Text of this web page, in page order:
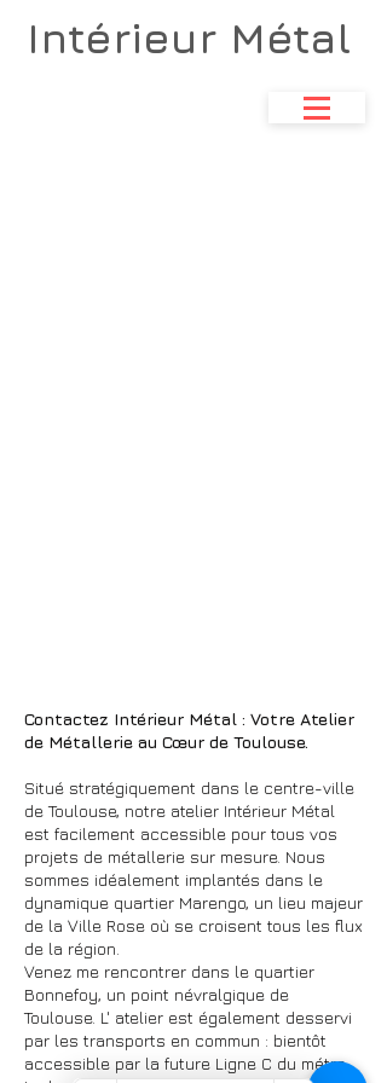
Intérieur Métal
Contactez Intérieur Métal : Votre Atelier
de Métallerie au Cœur de Toulouse.
Situé stratégiquement dans le centre-ville
de Toulouse, notre atelier Intérieur Métal
est facilement accessible pour tous vos
projets de métallerie sur mesure. Nous
sommes idéalement implantés dans le
dynamique quartier Marengo, un lieu majeur
de la Ville Rose où se croisent tous les flux
de la région.
Venez me rencontrer dans le quartier
Bonnefoy, un point névralgique de
Toulouse. L' atelier est également desservi
par les transports en commun : bientôt
accessible par la future Ligne C du métro